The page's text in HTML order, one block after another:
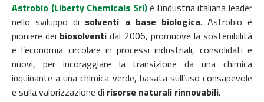
Astrobio (Liberty Chemicals Srl)è l’industria italiana leader
nello sviluppo di solventi a base biologica. Astrobio è
pioniere dei biosolventi dal 2006, promuove la sostenibilità
e l’economia circolare in processi industriali, consolidati e
nuovi, per incoraggiare la transizione da una chimica
inquinante a una chimica verde, basata sull’uso consapevole
e sulla valorizzazione di risorse naturali rinnovabili.